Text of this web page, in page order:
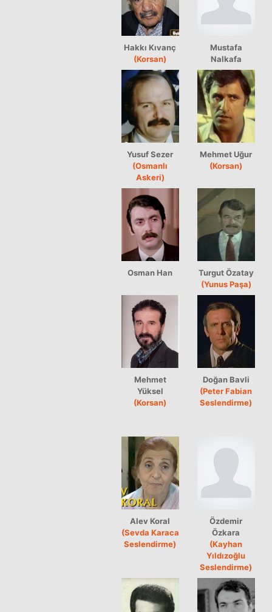
Hakkı Kıvanç
(Korsan)
Mustafa
Nalkafa
Yusuf Sezer
(Osmanlı
Askeri)
Mehmet Uğur
(Korsan)
Osman Han
Turgut Özatay
(Yunus Paşa)
Mehmet
Yüksel
(Korsan)
Doğan Bavli
(Peter Fabian
Seslendirme)
Alev Koral
(Sevda Karaca
Seslendirme)
Özdemir
Özkara
(Kayhan
Yıldızoğlu
Seslendirme)